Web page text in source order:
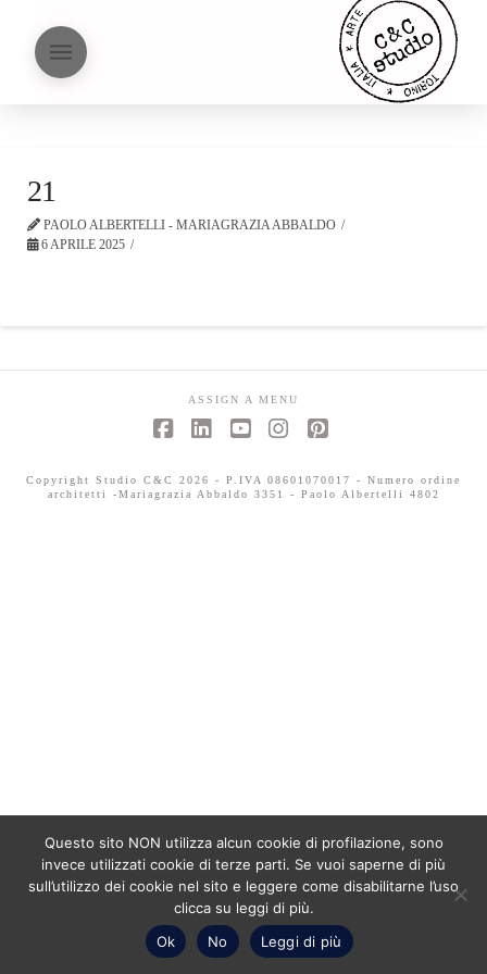
21
PAOLO ALBERTELLI - MARIAGRAZIA ABBALDO
6 APRILE 2025
ASSIGN A MENU
Copyright Studio C&C 2026 - P.IVA 08601070017 - Numero ordine
architetti -Mariagrazia Abbaldo 3351 - Paolo Albertelli 4802
Questo sito NON utilizza alcun cookie di profilazione, sono
invece utilizzati cookie di terze parti. Se vuoi saperne di più
sull’utilizzo dei cookie nel sito e leggere come disabilitarne l’uso
clicca su leggi di più.
Ok
No Leggi di più